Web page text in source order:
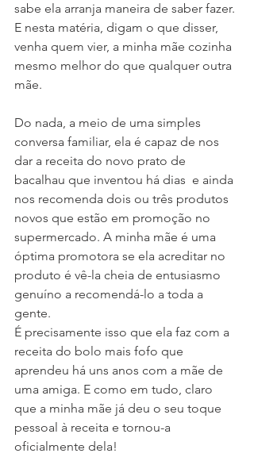
sabe ela arranja maneira de saber fazer.
E nesta matéria, digam o que disser,
venha quem vier, a minha mãe cozinha
mesmo melhor do que qualquer outra
mãe.
Do nada, a meio de uma simples
conversa familiar, ela é capaz de nos
dar a receita do novo prato de
bacalhau que inventou há dias  e ainda
nos recomenda dois ou três produtos
novos que estão em promoção no
supermercado. A minha mãe é uma
óptima promotora se ela acreditar no
produto é vê-la cheia de entusiasmo
genuíno a recomendá-lo a toda a
gente.
É precisamente isso que ela faz com a
receita do bolo mais fofo que
aprendeu há uns anos com a mãe de
uma amiga. E como em tudo, claro
que a minha mãe já deu o seu toque
pessoal à receita e tornou-a
oficialmente dela!